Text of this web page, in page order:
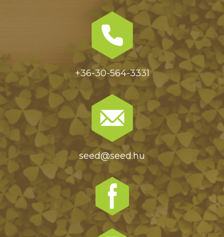
+36-30-564-3331
seed@seed.hu